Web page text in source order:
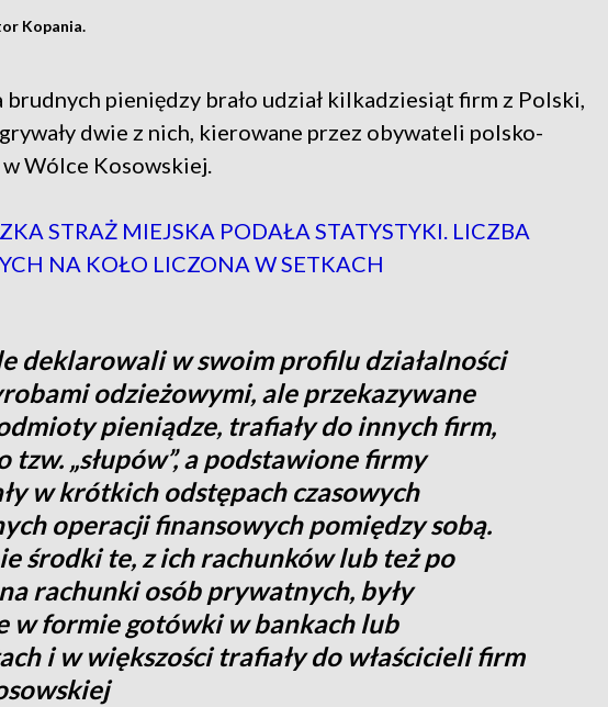
Kopania.
pieniędzy brało udział kilkadziesiąt firm z Polski,
dwie z nich, kierowane przez obywateli polsko-
Wólce Kosowskiej.
STRAŻ MIEJSKA PODAŁA STATYSTYKI. LICZBA
NA KOŁO LICZONA W SETKACH
deklarowali w swoim profilu działalności
odzieżowymi, ale przekazywane
pieniądze, trafiały do innych firm,
tzw. „słupów”, a podstawione firmy
w krótkich odstępach czasowych
operacji finansowych pomiędzy sobą.
środki te, z ich rachunków lub też po
rachunki osób prywatnych, były
w formie gotówki w bankach lub
i w większości trafiały do właścicieli firm